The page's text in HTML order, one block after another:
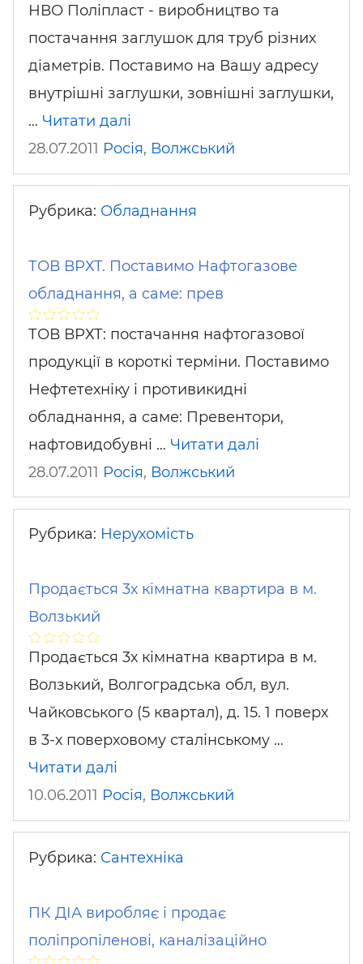
НВО Поліпласт - виробництво та
постачання заглушок для труб різних
діаметрів. Поставимо на Вашу адресу
внутрішні заглушки, зовнішні заглушки,
… Читати далі
28.07.2011 Росія, Волжський
Рубрика: Обладнання
ТОВ ВРХТ. Поставимо Нафтогазове
обладнання, а саме: прев
ТОВ ВРХТ: постачання нафтогазової
продукції в короткі терміни. Поставимо
Нефтетехніку і противикидні
обладнання, а саме: Превентори,
нафтовидобувні … Читати далі
28.07.2011 Росія, Волжський
Рубрика: Нерухомість
Продається 3х кімнатна квартира в м.
Волзький
Продається 3х кімнатна квартира в м.
Волзький, Волгоградська обл, вул.
Чайковського (5 квартал), д. 15. 1 поверх
в 3-х поверховому сталінському …
Читати далі
10.06.2011 Росія, Волжський
Рубрика: Сантехніка
ПК ДІА виробляє і продає
поліпропіленові, каналізаційно